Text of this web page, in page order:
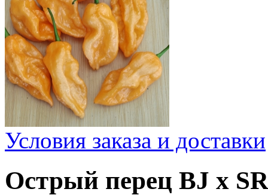
Условия заказа и доставки
Острый перец BJ x